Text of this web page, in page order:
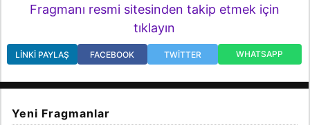
Fragmanı resmi sitesinden takip etmek için
tıklayın
LINKI PAYLAŞ FACEBOOK TWITTER WHATSAPP
Yeni Fragmanlar